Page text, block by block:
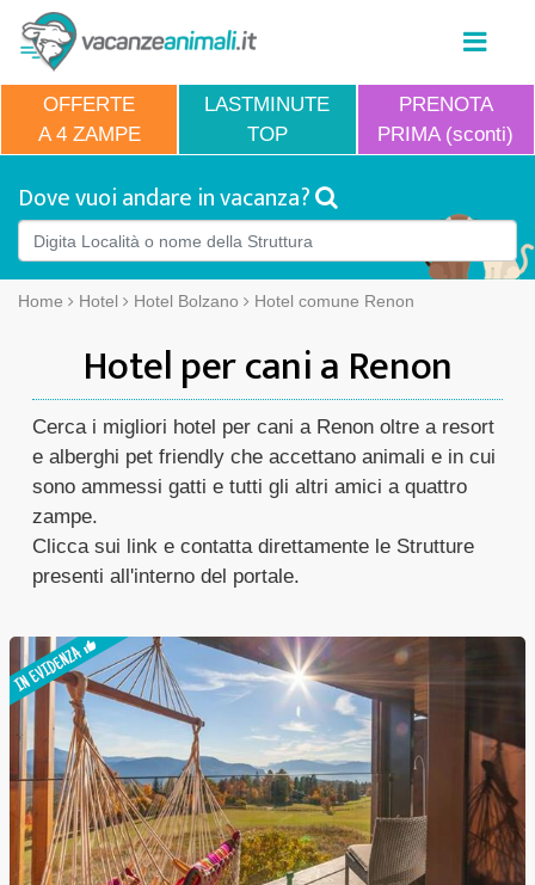
OFFERTE
A 4 ZAMPE
LASTMINUTE
TOP
PRENOTA
PRIMA (sconti)
Dove vuoi andare in vacanza?
Home Hotel Hotel Bolzano Hotel comune Renon
Hotel per cani a Renon
Cerca i migliori hotel per cani a Renon oltre a resort
e alberghi pet friendly che accettano animali e in cui
sono ammessi gatti e tutti gli altri amici a quattro
zampe.
Clicca sui link e contatta direttamente le Strutture
presenti all'interno del portale.